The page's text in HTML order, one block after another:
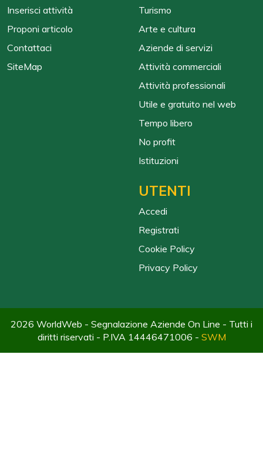
Inserisci attività
Proponi articolo
Contattaci
SiteMap
Turismo
Arte e cultura
Aziende di servizi
Attività commerciali
Attività professionali
Utile e gratuito nel web
Tempo libero
No profit
Istituzioni
UTENTI
Accedi
Registrati
Cookie Policy
Privacy Policy
2026 WorldWeb - Segnalazione Aziende On Line - Tutti i
diritti riservati - P.IVA 14446471006 - SWM